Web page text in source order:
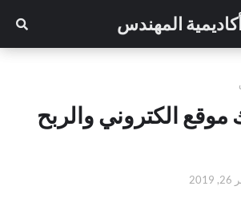
أكاديمية المهندس
موقع الكتروني والربح